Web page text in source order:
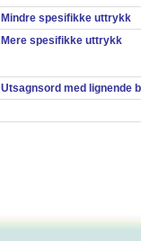
Mindre spesifikke uttrykk
Mere spesifikke uttrykk
Utsagnsord med lignende